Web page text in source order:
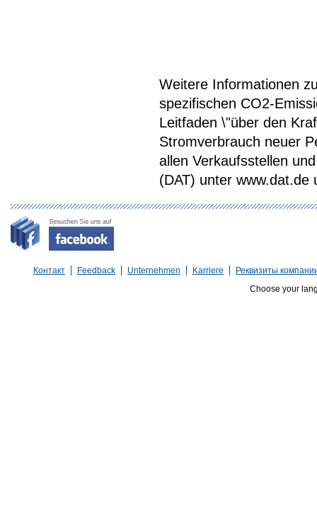
Weitere Informationen
spezifischen CO2-
Leitfaden \"über den
Stromverbrauch neuer
allen Verkaufsstellen
(DAT) unter www.dat.de
Контакт Feedback Unternehmen Karriere
Реквизиты
Choose your